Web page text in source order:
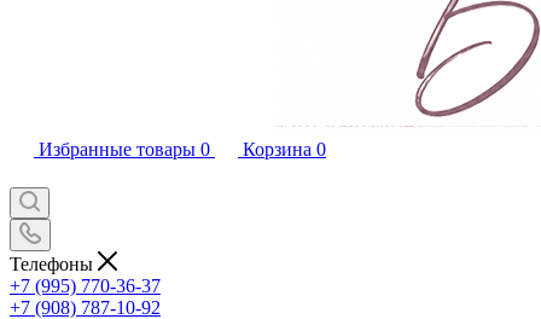
Избранные товары 0 Корзина 0
Телефоны
+7 (995) 770-36-37
+7 (908) 787-10-92